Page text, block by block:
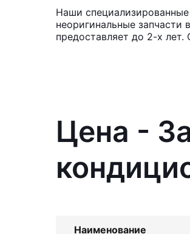
Наши
неоригинальные
предоставляет до 2-х
Цена -
Наименование